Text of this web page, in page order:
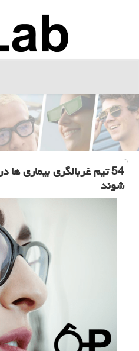
54 تیم غربالگری بیماری
شوند